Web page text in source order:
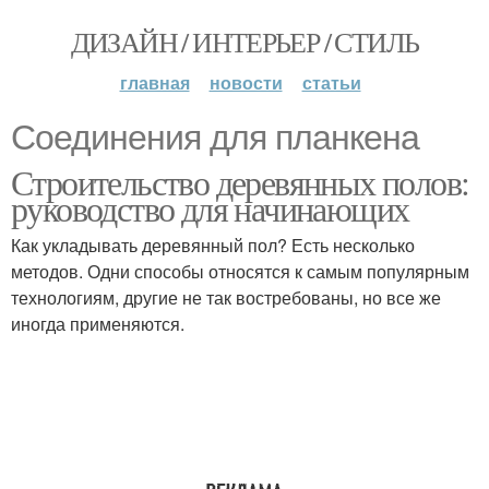
ДИЗАЙН / ИНТЕРЬЕР / СТИЛЬ
главная новости статьи
Соединения для планкена
Строительство деревянных полов:
руководство для начинающих
Как укладывать деревянный пол? Есть несколько
методов. Одни способы относятся к самым популярным
технологиям, другие не так востребованы, но все же
иногда применяются.